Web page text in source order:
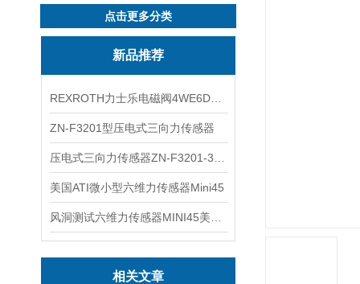
点击更多分类
新品推荐
ZN-F3201型压电式三向力传感器
美国ATI微小型六维力传感器Mini45
相关文章